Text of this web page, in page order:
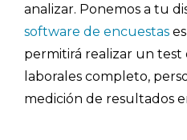
analizar. Ponemos a tu
software de encuestas
permitirá realizar un test
laborales completo,
medición de resultados